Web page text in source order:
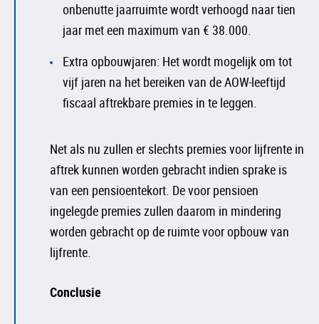
onbenutte jaarruimte wordt verhoogd naar tien
jaar met een maximum van € 38.000.
Extra opbouwjaren: Het wordt mogelijk om tot
vijf jaren na het bereiken van de AOW-leeftijd
fiscaal aftrekbare premies in te leggen.
Net als nu zullen er slechts premies voor lijfrente in
aftrek kunnen worden gebracht indien sprake is
van een pensioentekort. De voor pensioen
ingelegde premies zullen daarom in mindering
worden gebracht op de ruimte voor opbouw van
lijfrente.
Conclusie